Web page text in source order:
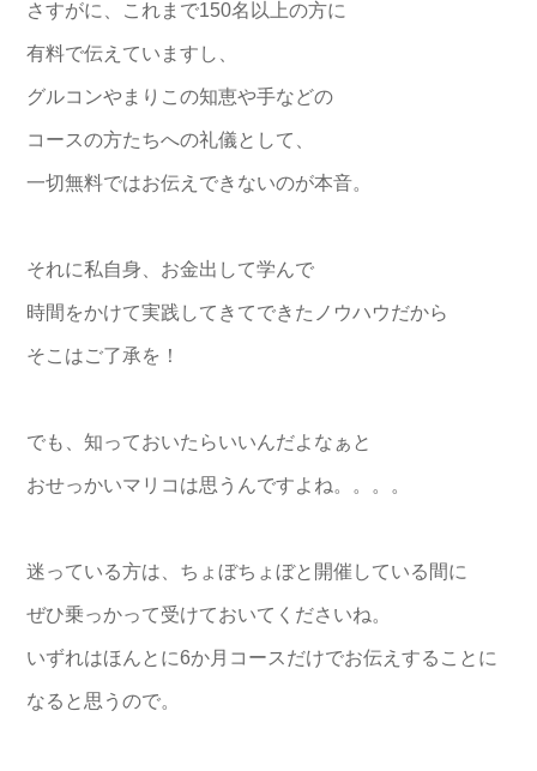
さすがに、これまで150名以上の方に
有料で伝えていますし、
グルコンやまりこの知恵や手などの
コースの方たちへの礼儀として、
一切無料ではお伝えできないのが本音。
それに私自身、お金出して学んで
時間をかけて実践してきてできたノウハウだから
そこはご了承を！
でも、知っておいたらいいんだよなぁと
おせっかいマリコは思うんですよね。。。。
迷っている方は、ちょぼちょぼと開催している間に
ぜひ乗っかって受けておいてくださいね。
いずれはほんとに6か月コースだけでお伝えすることに
なると思うので。